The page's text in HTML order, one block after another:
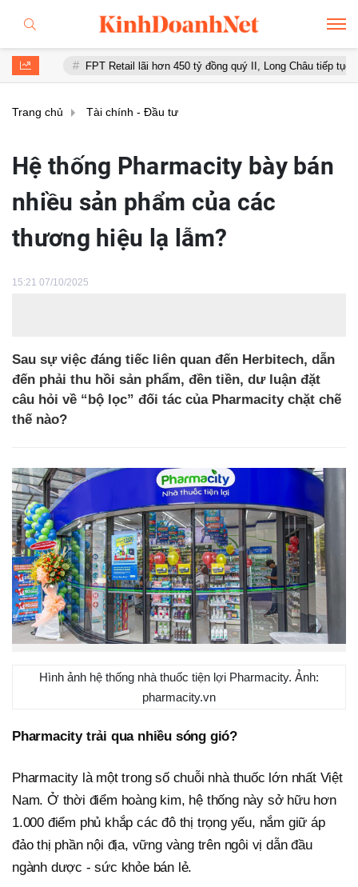
FPT Retail lãi hơn 450 tỷ đồng quý II, Long Châu tiếp tục là động lực
Trang chủ Tài chính - Đầu tư
Hệ thống Pharmacity bày bán
nhiều sản phẩm của các
thương hiệu lạ lẫm?
15:21 07/10/2025
Sau sự việc đáng tiếc liên quan đến Herbitech, dẫn
đến phải thu hồi sản phẩm, đền tiền, dư luận đặt
câu hỏi về “bộ lọc” đối tác của Pharmacity chặt chẽ
thế nào?
Hình ảnh hệ thống nhà thuốc tiện lợi Pharmacity. Ảnh:
pharmacity.vn
Pharmacity trải qua nhiều sóng gió?
Pharmacity là một trong số chuỗi nhà thuốc lớn nhất Việt
Nam. Ở thời điểm hoàng kim, hệ thống này sở hữu hơn
1.000 điểm phủ khắp các đô thị trọng yếu, nắm giữ áp
đảo thị phần nội địa, vững vàng trên ngôi vị dẫn đầu
ngành dược - sức khỏe bán lẻ.